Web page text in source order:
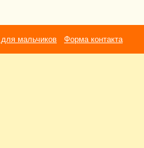
мальчиков Форма контакта